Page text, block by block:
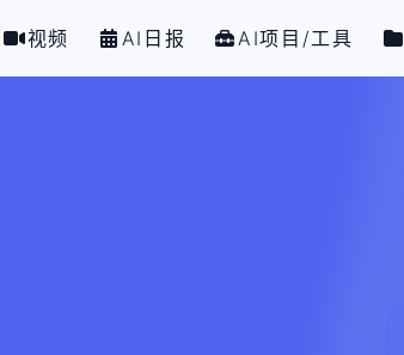
视频 AI日报 AI项目/工具